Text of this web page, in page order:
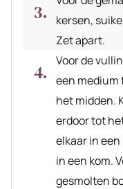
kersen,
Zet apart.
Voor de
een medium
het midden.
erdoor tot
elkaar in
in een kom.
gesmolten